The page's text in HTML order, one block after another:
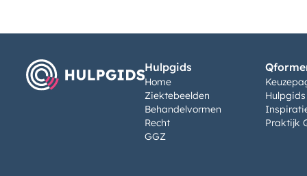
Hulpgids
Home
Ziektebeelden
Behandelvormen
Recht
GGZ
Hulpgids
Praktijk